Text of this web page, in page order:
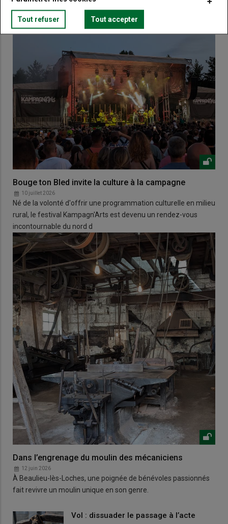
Bouge ton Bled invite la culture à la campagne
10 juillet 2026
Né de la volonté d'offrir une programmation culturelle en milieu
rural, le festival Kampagn'Arts est devenu un rendez-vous
incontournable du nord d
Dans l’engrenage du moulin des mécaniciens
12 juin 2026
À Beaulieu-lès-Loches, une poignée de bénévoles passionnés
fait revivre un moulin unique en son genre.
Vol : dissuader le passage à l’acte
Tout refuser Tout accepter